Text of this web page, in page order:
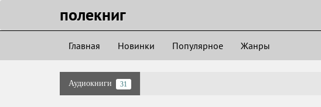
полекниг
Главная Новинки Популярное Жанры
Аудиокниги 31